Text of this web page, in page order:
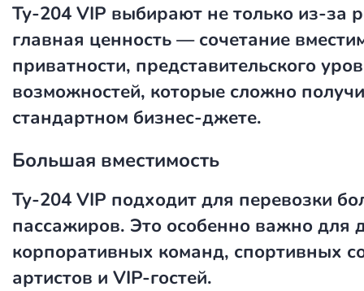
Ту-204 VIP выбирают не только из-за
главная ценность — сочетание
приватности, представительского
возможностей, которые сложно
стандартном бизнес-джете.
Большая вместимость
Ту-204 VIP подходит для перевозки
пассажиров. Это особенно важно для
корпоративных команд, спортивных
артистов и VIP-гостей.